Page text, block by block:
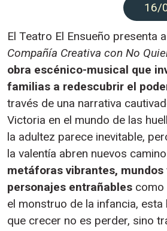
16/
El Teatro El Ensueño presenta a
Compañía Creativa con No
obra escénico-musical que
familias a redescubrir el
través de una narrativa
Victoria en el mundo de las
la adultez parece inevitable,
la valentía abren nuevos
metáforas vibrantes,
personajes entrañables como
el monstruo de la infancia,
que crecer no es perder, sino